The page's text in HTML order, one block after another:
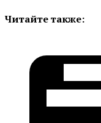
Читайте также: